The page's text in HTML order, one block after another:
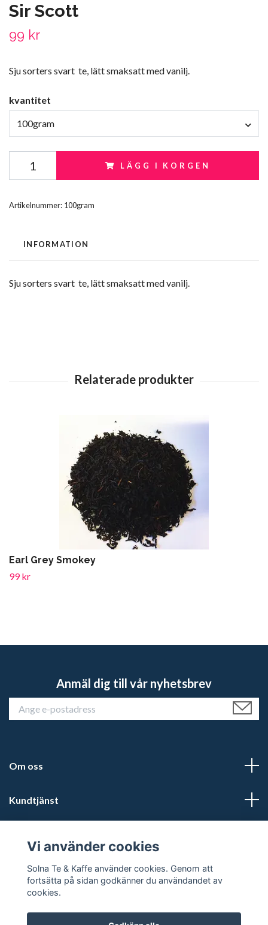
Sir Scott
99 kr
Sju sorters svart te, lätt smaksatt med vanilj.
kvantitet
100gram
LÄGG I KORGEN
Artikelnummer: 100gram
INFORMATION
Sju sorters svart te, lätt smaksatt med vanilj.
Earl Grey Smokey
99 kr
Anmäl dig till vår nyhetsbrev
Om oss
Kundtjänst
Sociala medier
Vi använder cookies
Solna Te & Kaffe använder cookies. Genom att
fortsätta på sidan godkänner du användandet av
cookies.